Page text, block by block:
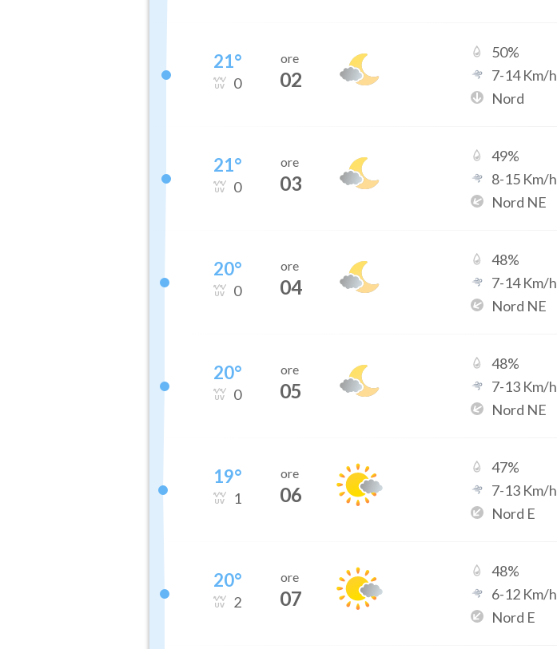
21°
0
ore
02
50%
7-14Km/h
Nord
21°
0
ore
03
49%
8-15 Km/h
Nord NE
20°
0
ore
04
48%
7-14Km/h
Nord NE
20°
0
ore
05
48%
7-13 Km/h
Nord NE
19°
1
ore
06
47%
7-13 Km/h
Nord E
20°
2
ore
07
48%
6-12 Km/h
Nord E